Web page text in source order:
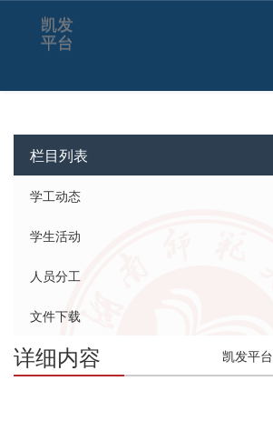
凯发
平台
栏目列表
学工动态
学生活动
人员分工
文件下载
凯发平台
详细内容